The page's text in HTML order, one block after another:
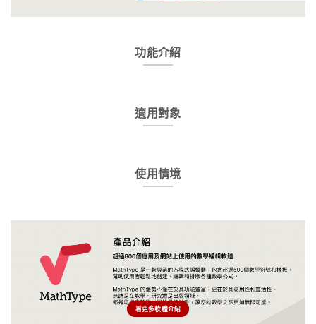
功能介紹
適用對象
使用情境
看更多軟體介紹